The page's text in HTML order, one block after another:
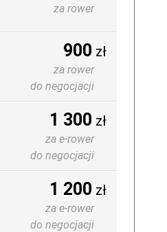
za rower
900 zł
za rower
do negocjacji
1 300 zł
za e-rower
do negocjacji
1 200 zł
za e-rower
do negocjacji